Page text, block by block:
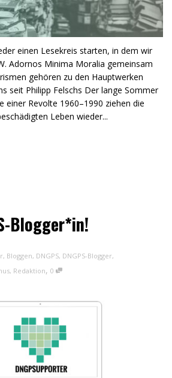
einen Lesekreis starten, in dem wir
Adornos Minima Moralia gemeinsam
gehören zu den Hauptwerken
seit Philipp Felschs Der lange Sommer
einer Revolte 1960–1990 ziehen die
Leben wieder...
Blogger*in!
, Bloggen, DNGPS, DNGPS-Blogger,
, Redaktion, 0